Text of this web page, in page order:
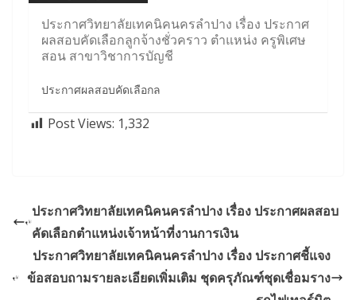
ประกาศวิทยาลัยเทคนิคนครลำปาง เรื่อง ประกาศ
ผลสอบคัดเลือกลูกจ้างชั่วคราว ตำแหน่ง ครูพิเศษ
สอน สาขาวิชาการบัญชี
ประกาศผลสอบคัดเลือกล
Post Views: 1,332
ประกาศวิทยาลัยเทคนิคนครลำปาง เรื่อง ประกาศผลสอบ
คัดเลือกตำแหน่งเจ้าหน้าที่งานการเงิน
ประกาศวิทยาลัยเทคนิคนครลำปาง เรื่อง ประกาศชี้แจง
ข้อสอบถามรายละเอียดเพิ่มเติม ชุดครุภัณฑ์ชุดเชื่อมราง